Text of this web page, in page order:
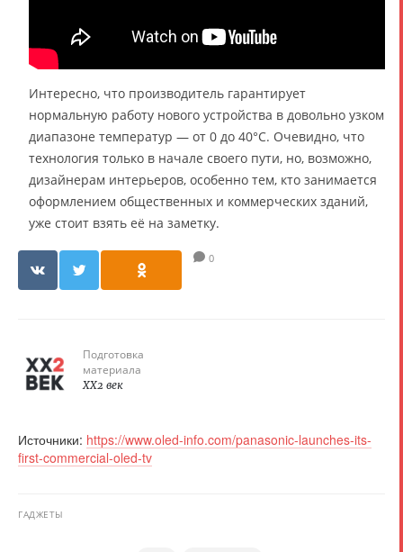
Интересно, что производитель гарантирует
нормальную работу нового устройства в довольно узком
диапазоне температур — от 0 до 40°C. Очевидно, что
технология только в начале своего пути, но, возможно,
дизайнерам интерьеров, особенно тем, кто занимается
оформлением общественных и коммерческих зданий,
уже стоит взять её на заметку.
0
Подготовка
материала
XX2 век
Источники: https://www.oled-info.com/panasonic-launches-its-
first-commercial-oled-tv
ГАДЖЕТЫ